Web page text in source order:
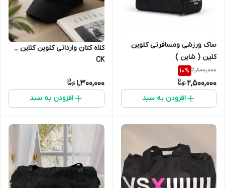
ساک ورزشی ومسافرتی کلوین
کلین ( شاین )
2,800,000
10%
2,500,000
افزودن به سبد
کلاه کتان وارداتی کلوین کلاین _
CK
1,300,000
افزودن به سبد